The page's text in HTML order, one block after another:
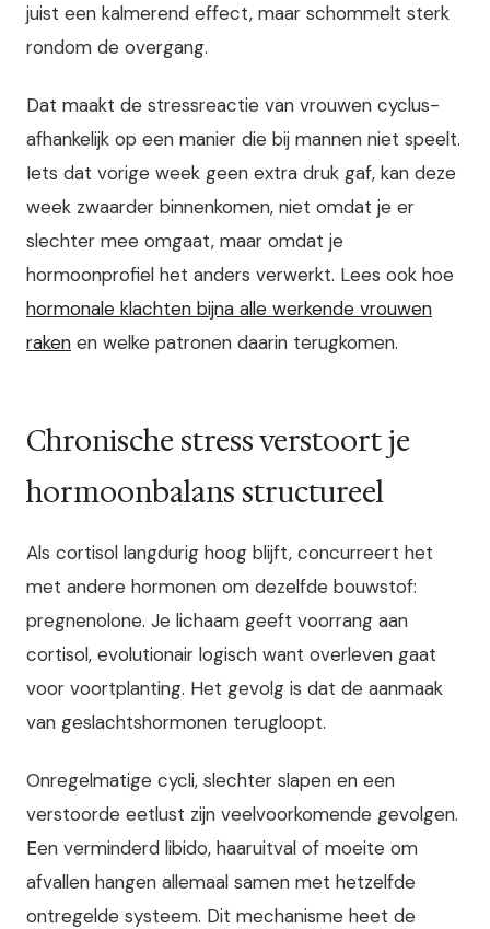
juist een kalmerend effect, maar schommelt sterk
rondom de overgang.
Dat maakt de stressreactie van vrouwen cyclus-
afhankelijk op een manier die bij mannen niet speelt.
Iets dat vorige week geen extra druk gaf, kan deze
week zwaarder binnenkomen, niet omdat je er
slechter mee omgaat, maar omdat je
hormoonprofiel het anders verwerkt. Lees ook hoe
hormonale klachten bijna alle werkende vrouwen
raken en welke patronen daarin terugkomen.
Chronische stress verstoort je
hormoonbalans structureel
Als cortisol langdurig hoog blijft, concurreert het
met andere hormonen om dezelfde bouwstof:
pregnenolone. Je lichaam geeft voorrang aan
cortisol, evolutionair logisch want overleven gaat
voor voortplanting. Het gevolg is dat de aanmaak
van geslachtshormonen terugloopt.
Onregelmatige cycli, slechter slapen en een
verstoorde eetlust zijn veelvoorkomende gevolgen.
Een verminderd libido, haaruitval of moeite om
afvallen hangen allemaal samen met hetzelfde
ontregelde systeem. Dit mechanisme heet de